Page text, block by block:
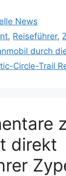
News
, Reiseführer,
durch
Circle-Trail
direkt